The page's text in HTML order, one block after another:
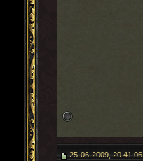
25-06-2009, 20.41.06